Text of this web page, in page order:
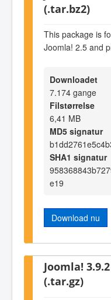
(.tar.bz2)
This package is
Joomla! 2.5 and
Downloadet
7.174 gange
Filstørrelse
6,41 MB
MD5 signatur
SHA1 signatur
e19
Download nu
Joomla!
(.tar.gz)